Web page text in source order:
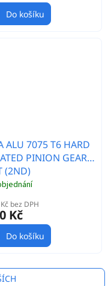
Do košíku
ALU 7075 T6 HARD
PINION GEAR -
(2ND)
bez DPH
Kč
Do košíku